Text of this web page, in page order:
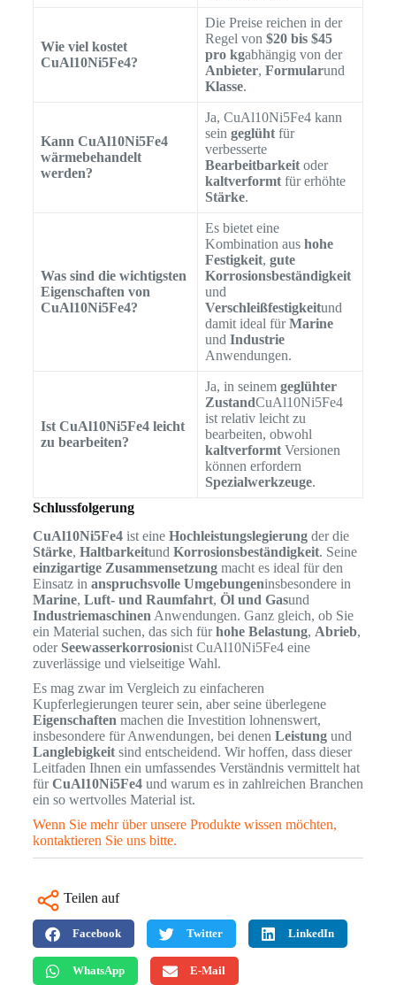
Wie viel kostet
CuAl10Ni5Fe4?
Die Preise reichen in der
Regel von $20 bis $45
pro kgabhängig von der
Anbieter, Formularund
Klasse.
Kann CuAl10Ni5Fe4
wärmebehandelt
werden?
Ja, CuAl10Ni5Fe4 kann
sein geglühtfür
verbesserte
Bearbeitbarkeitoder
kaltverformtfür erhöhte
Stärke.
Was sind die wichtigsten
Eigenschaften von
CuAl10Ni5Fe4?
Es bietet eine
Kombination aus hohe
Festigkeit, gute
Korrosionsbeständigkeit
und
Verschleißfestigkeitund
damit ideal fürMarine
und Industrie
Anwendungen.
Ist CuAl10Ni5Fe4 leicht
zu bearbeiten?
Ja, in seinem geglühter
ZustandCuAl10Ni5Fe4
ist relativ leicht zu
bearbeiten, obwohl
kaltverformtVersionen
können erfordern
Spezialwerkzeuge.
Schlussfolgerung
CuAl10Ni5Fe4ist eine Hochleistungslegierungder die
Stärke, Haltbarkeitund Korrosionsbeständigkeit. Seine
einzigartige Zusammensetzungmacht es ideal für den
Einsatz in anspruchsvolle Umgebungeninsbesondere in
Marine, Luft- und Raumfahrt, Öl und Gasund
Industriemaschinen Anwendungen. Ganz gleich, ob Sie
ein Material suchen, das sich fürhohe Belastung, Abrieb,
oder Seewasserkorrosionist CuAl10Ni5Fe4 eine
zuverlässige und vielseitige Wahl.
Es mag zwar im Vergleich zu einfacheren
Kupferlegierungen teurer sein, aber seine überlegene
Eigenschaften machen die Investition lohnenswert,
insbesondere für Anwendungen, bei denen Leistungund
Langlebigkeitsind entscheidend. Wir hoffen, dass dieser
Leitfaden Ihnen ein umfassendes Verständnis vermittelt hat
fürCuAl10Ni5Fe4und warum es in zahlreichen Branchen
ein so wertvolles Material ist.
Wenn Sie mehr über unsere Produkte wissen möchten,
kontaktieren Sie uns bitte.
Teilen auf
Facebook Twitter LinkedIn
WhatsApp E-Mail